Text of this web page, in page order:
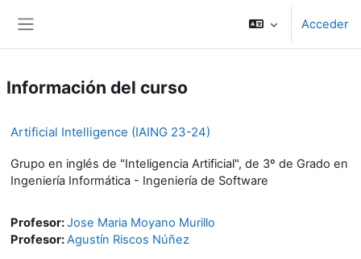
Acceder
Información del curso
Artificial Intelligence (IAING 23-24)
Grupo en inglés de "Inteligencia Artificial", de 3º de Grado en
Ingeniería Informática - Ingeniería de Software
Profesor:Jose Maria Moyano Murillo
Profesor:Agustín Riscos Núñez